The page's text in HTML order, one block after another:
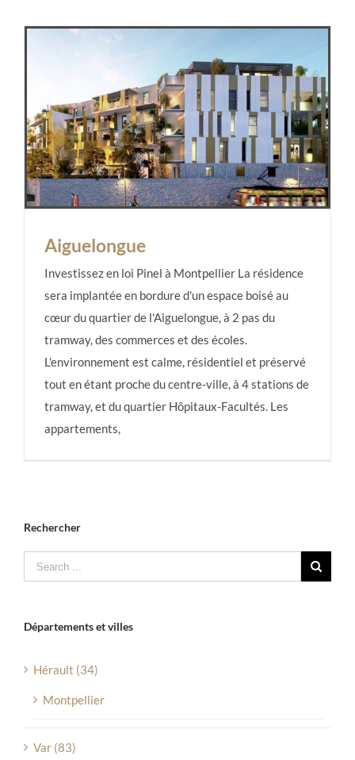
Aiguelongue
Aiguelongue
Investissez en loi Pinel à Montpellier La résidence
sera implantée en bordure d'un espace boisé au
cœur du quartier de l'Aiguelongue, à 2 pas du
tramway, des commerces et des écoles.
L'environnement est calme, résidentiel et préservé
tout en étant proche du centre-ville, à 4 stations de
tramway, et du quartier Hôpitaux-Facultés. Les
appartements,
Rechercher
Départements et villes
Hérault (34)
Montpellier
Var (83)